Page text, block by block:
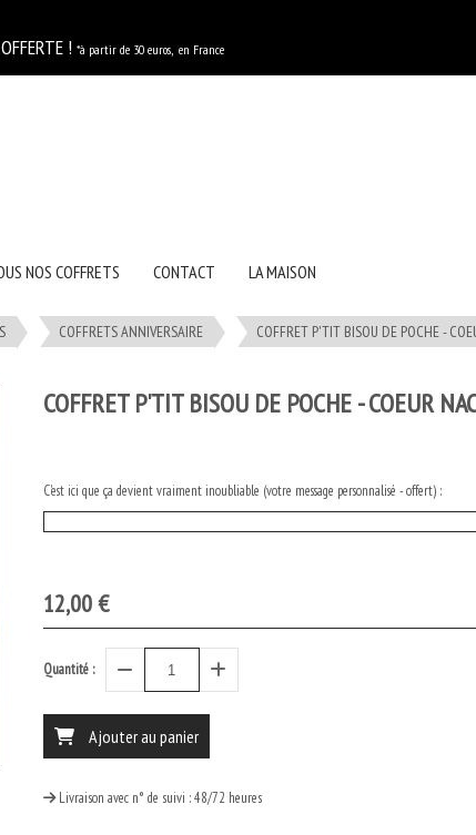
!*à partir de 30 euros, en France
NOS COFFRETS CONTACT LA MAISON
COFFRETS ANNIVERSAIRE COFFRET P'TIT BISOU DE POCHE -
COFFRET P'TIT BISOU DE POCHE - COEUR
C'est ici que ça devient vraiment inoubliable (votre message personnalisé - offert) :
12,00€
Quantité :
Ajouter au panier
Livraison avec n° de suivi : 48/72 heures